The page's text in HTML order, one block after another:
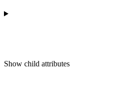
Show child attributes